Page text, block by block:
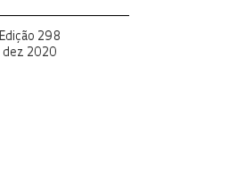
Edição 298
dez 2020